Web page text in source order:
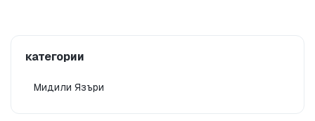
категории
Мидили Язъри